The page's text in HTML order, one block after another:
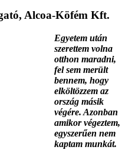
Alcoa-Köfém Kft.
Egyetem után
szerettem volna
otthon maradni,
fel sem merült
bennem, hogy
elköltözzem az
ország másik
végére. Azonban
amikor végeztem,
egyszerűen nem
kaptam munkát.